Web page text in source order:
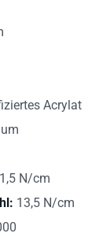
Acrylat
N/cm
13,5 N/cm